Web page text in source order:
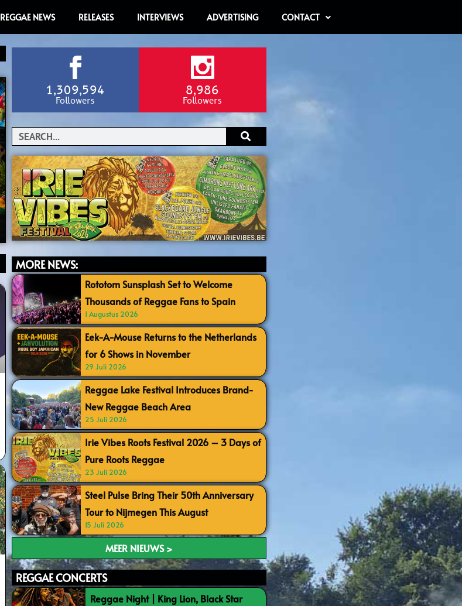
REGGAE NEWS RELEASES INTERVIEWS ADVERTISING CONTACT
1,309,594
Followers
8,986
Followers
Search
MORE NEWS:
Rototom Sunsplash Set to Welcome
Thousands of Reggae Fans to Spain
1 Augustus 2026
Eek-A-Mouse Returns to the Netherlands
for 6 Shows in November
29 Juli 2026
Reggae Lake Festival Introduces Brand-
New Reggae Beach Area
25 Juli 2026
Irie Vibes Roots Festival 2026 – 3 Days of
Pure Roots Reggae
23 Juli 2026
Steel Pulse Bring Their 50th Anniversary
Tour to Nijmegen This August
15 Juli 2026
MEER NIEUWS >
REGGAE CONCERTS
Reggae Night | King Lion, Black Star